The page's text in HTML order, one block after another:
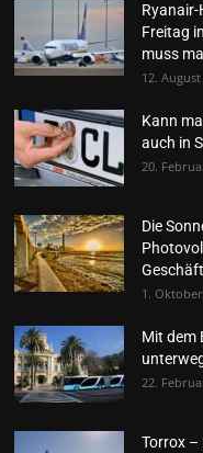
Freitag
muss
12.
Kann
auch in
20.
Die
Geschäft
1. Oktober
Mit dem
22.
Torrox –